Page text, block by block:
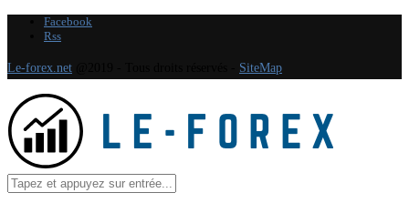
Facebook
Rss
Le-forex.net SiteMap